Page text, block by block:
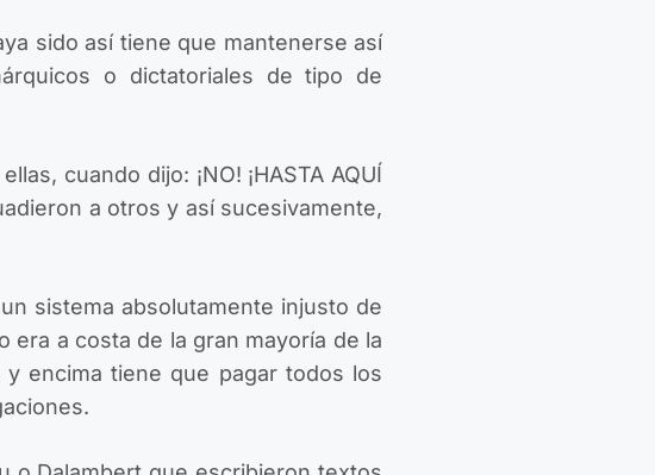
sido así tiene que mantenerse así
o dictatoriales de tipo de
cuando dijo: ¡NO! ¡HASTA AQUÍ
a otros y así sucesivamente,
sistema absolutamente injusto de
era a costa de la gran mayoría de la
encima tiene que pagar todos los